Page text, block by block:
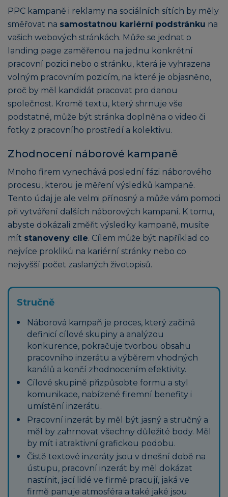
PPC kampaně i reklamy na sociálních sítích by měly
směřovat na samostatnou kariérní podstránku na
vašich webových stránkách. Může se jednat o
landing page zaměřenou na jednu konkrétní
pracovní pozici nebo o stránku, která je vyhrazena
volným pracovním pozicím, na které je objasněno,
proč by měl kandidát pracovat pro danou
společnost. Kromě textu, který shrnuje vše
podstatné, může být stránka doplněna o video či
fotky z pracovního prostředí a kolektivu.
Zhodnocení náborové kampaně
Mnoho firem vynechává poslední fázi náborového
procesu, kterou je měření výsledků kampaně.
Tento údaj je ale velmi přínosný a může vám pomoci
při vytváření dalších náborových kampaní. K tomu,
abyste dokázali změřit výsledky kampaně, musíte
mít stanoveny cíle. Cílem může být například co
nejvíce prokliků na kariérní stránky nebo co
nejvyšší počet zaslaných životopisů.
Stručně
Náborová kampaň je proces, který začíná
definicí cílové skupiny a analýzou
konkurence, pokračuje tvorbou obsahu
pracovního inzerátu a výběrem vhodných
kanálů a končí zhodnocením efektivity.
Cílové skupině přizpůsobte formu a styl
komunikace, nabízené firemní benefity i
umístění inzerátu.
Pracovní inzerát by měl být jasný a stručný a
měl by zahrnovat všechny důležité body. Měl
by mít i atraktivní grafickou podobu.
Čistě textové inzeráty jsou v dnešní době na
ústupu, pracovní inzerát by měl dokázat
nastínit, jací lidé ve firmě pracují, jaká ve
firmě panuje atmosféra a také jaké jsou